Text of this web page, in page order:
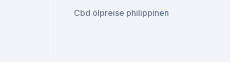
Cbd ölpreise philippinen